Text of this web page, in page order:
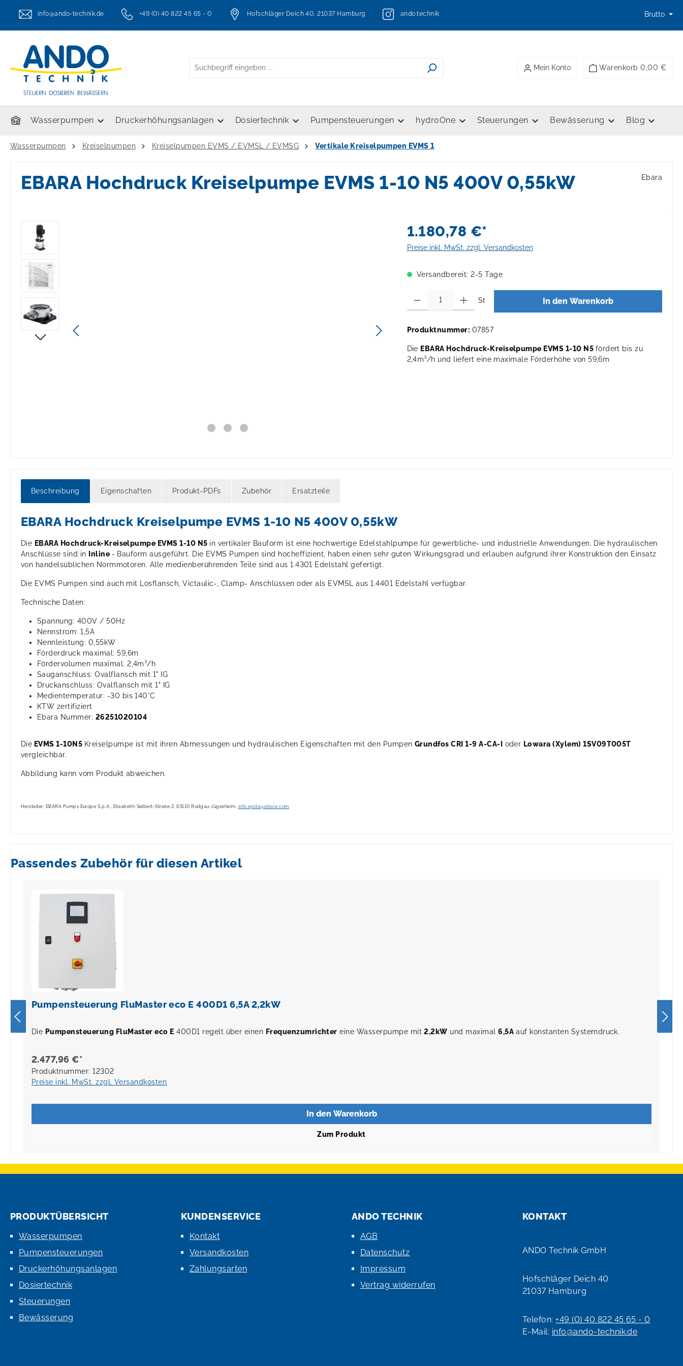
Zur Hauptnavigation springen
info@ando-technik.de +49 (0) 40 822 45 65 - 0 Hofschläger Deich 40, 21037 Hamburg ando.technik
twt.header.serviceHotlineText
Brutto
Mein Konto Warenkorb 0,00 €
Wasserpumpen Druckerhöhungsanlagen Dosiertechnik Pumpensteuerungen hydroOne Steuerungen Bewässerung Blog
Wasserpumpen Kreiselpumpen Kreiselpumpen EVMS / EVMSL / EVMSG Vertikale Kreiselpumpen EVMS 1
EBARA Hochdruck Kreiselpumpe EVMS 1-10 N5 400V 0,55kW Ebara
Bildergalerie überspringen 1.180,78 €*
Preise inkl. MwSt. zzgl. Versandkosten
Versandbereit: 2-5 Tage
St In den Warenkorb
Produktnummer: 07857
Die EBARA Hochdruck-Kreiselpumpe EVMS 1-10 N5 fördert bis zu
2,4m³/h und liefert eine maximale Förderhöhe von 59,6m
Beschreibung Eigenschaften Produkt-PDFs Zubehör Ersatzteile
EBARA Hochdruck Kreiselpumpe EVMS 1-10 N5 400V 0,55kW
Die EBARA Hochdruck-Kreiselpumpe EVMS 1-10 N5 in vertikaler Bauform ist eine hochwertige Edelstahlpumpe für gewerbliche- und industrielle Anwendungen. Die hydraulischen
Anschlüsse sind in
Inline - Bauform ausgeführt. Die EVMS Pumpen sind hocheffizient, haben einen sehr guten Wirkungsgrad und erlauben aufgrund ihrer Konstruktion den Einsatz
von handelsüblichen Normmotoren. Alle medienberührenden Teile sind aus 1.4301 Edelstahl gefertigt.
Die EVMS Pumpen sind auch mit Losflansch, Victaulic-, Clamp- Anschlüssen oder als EVMSL aus 1.4401 Edelstahl verfügbar.
Technische Daten:
Spannung: 400V / 50Hz
Nennstrom: 1,5A
Nennleistung: 0,55kW
Förderdruck maximal: 59,6m
Fördervolumen maximal: 2,4m³/h
Sauganschluss: Ovalflansch mit 1" IG
Druckanschluss: Ovalflansch mit 1" IG
Medientemperatur: -30 bis 140°C
KTW zertifiziert
Ebara Nummer: 26251020104
Die EVMS 1-10N5 Kreiselpumpe ist mit ihren Abmessungen und hydraulischen Eigenschaften mit den Pumpen Grundfos CRI 1-9 A-CA-I oder Lowara (Xylem) 1SV09T005T
vergleichbar.
Abbildung kann vom Produkt abweichen.
Hersteller: EBARA Pumps Europe S.p.A., Elisabeth-Selbert-Straße 2, 63110 Rodgau-Jügesheim, info.epde@ebara.com
Passendes Zubehör für diesen Artikel
Pumpensteuerung FluMaster eco E 400D1 6,5A 2,2kW
Die Pumpensteuerung FluMaster eco E 400D1 regelt über einen Frequenzumrichter eine Wasserpumpe mit2,2kW und maximal6,5A auf konstanten Systemdruck.
2.477,96 €*
Produktnummer: 12302
Preise inkl. MwSt. zzgl. Versandkosten
In den Warenkorb
Zum Produkt
PRODUKTÜBERSICHT
Wasserpumpen
Pumpensteuerungen
Druckerhöhungsanlagen
Dosiertechnik
Steuerungen
Bewässerung
KUNDENSERVICE
Kontakt
Versandkosten
Zahlungsarten
ANDO TECHNIK
AGB
Datenschutz
Impressum
Vertrag widerrufen
KONTAKT
ANDO Technik GmbH
Hofschläger Deich 40
21037 Hamburg
Telefon:+49 (0) 40 822 45 65 - 0
E-Mail: info@ando-technik.de